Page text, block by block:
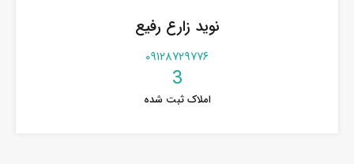
نوید زارع رفیع
۰۹۱۲۸۷۲۹۷۷۶
3
املاک ثبت شده